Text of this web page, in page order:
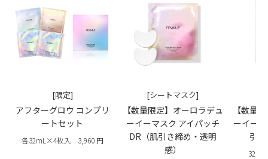
[限定]
アフターグロウ コンプリ
ートセット
各32mL×4枚入 3,960 円
[シートマスク]
【数量限定】オーロラデュ
ーイーマスク アイパッチ
DR（肌引き締め・透明
感）
【数量
ーイー
引